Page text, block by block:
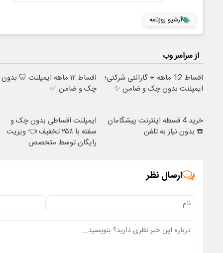
آرشیو روزنامه
از سراسر وب
اقساط 12 ماهه + گارانتی شرکتی؛
ایمپلنت بدون چک و ضامن ✨
اقساط ۱۲ ماهه ایمپلنت 🦷 بدون
چک و ضامن ✅
خرید 4 قسطه اینترنت پیشگامان
☎️ بدون نیاز به تلفن
ایمپلنت اقساطی بدون چک و
سفته با ٪۲۵ تخفیف 👈 ویزیت
رایگان توسط متخصص
ارسال نظر